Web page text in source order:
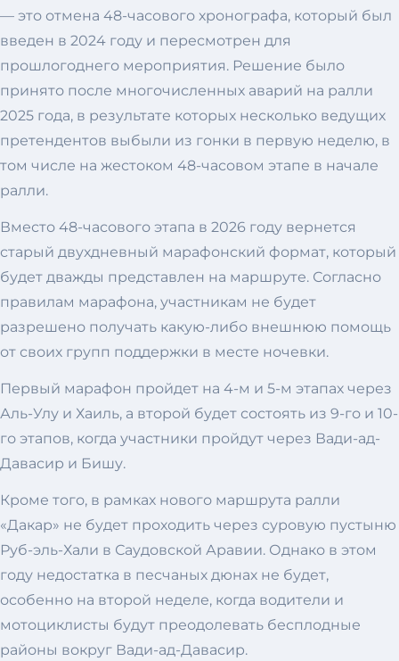
— это отмена 48-часового хронографа, который был
введен в 2024 году и пересмотрен для
прошлогоднего мероприятия. Решение было
принято после многочисленных аварий на ралли
2025 года, в результате которых несколько ведущих
претендентов выбыли из гонки в первую неделю, в
том числе на жестоком 48-часовом этапе в начале
ралли.
Вместо 48-часового этапа в 2026 году вернется
старый двухдневный марафонский формат, который
будет дважды представлен на маршруте. Согласно
правилам марафона, участникам не будет
разрешено получать какую-либо внешнюю помощь
от своих групп поддержки в месте ночевки.
Первый марафон пройдет на 4-м и 5-м этапах через
Аль-Улу и Хаиль, а второй будет состоять из 9-го и 10-
го этапов, когда участники пройдут через Вади-ад-
Давасир и Бишу.
Кроме того, в рамках нового маршрута ралли
«Дакар» не будет проходить через суровую пустыню
Руб-эль-Хали в Саудовской Аравии. Однако в этом
году недостатка в песчаных дюнах не будет,
особенно на второй неделе, когда водители и
мотоциклисты будут преодолевать бесплодные
районы вокруг Вади-ад-Давасир.